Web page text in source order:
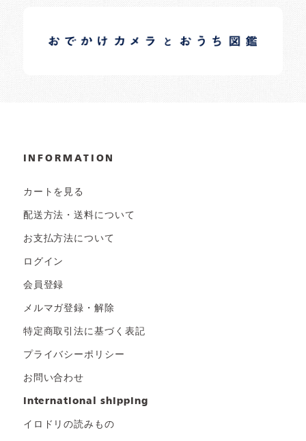
日常の様子など随時更新中です。
INFORMATION
カートを見る
配送方法・送料について
お支払方法について
ログイン
会員登録
メルマガ登録・解除
特定商取引法に基づく表記
プライバシーポリシー
お問い合わせ
international shipping
イロドリの読みもの